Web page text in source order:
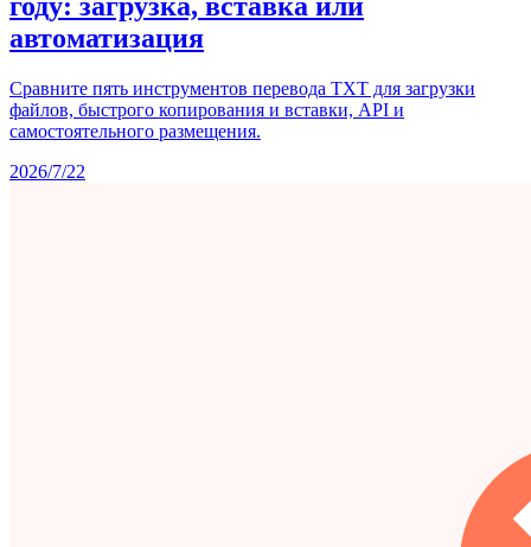
году: загрузка, вставка или
автоматизация
Сравните пять инструментов перевода TXT для загрузки
файлов, быстрого копирования и вставки, API и
самостоятельного размещения.
2026/7/22